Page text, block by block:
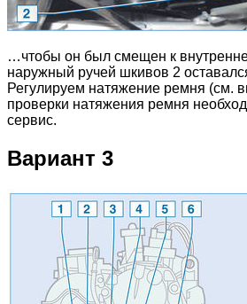
…чтобы он был смещен к
наружный ручей шкивов 2
Регулируем натяжение ремня (см.
проверки натяжения ремня
сервис.
Вариант 3